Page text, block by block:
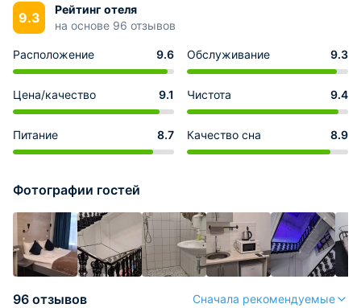
9.3
Рейтинг отеля
на основе 96 отзывов
Расположение 9.6 Обслуживание 9.3
Цена/качество 9.1 Чистота 9.4
Питание 8.7 Качество сна 8.9
Фотографии гостей
96 отзывов Сначала рекомендуемые